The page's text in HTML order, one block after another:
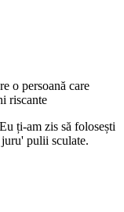
o persoană care
riscante
ți-am zis să folosești
pulii sculate.